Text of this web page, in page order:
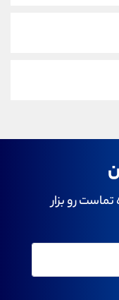
رو بزار